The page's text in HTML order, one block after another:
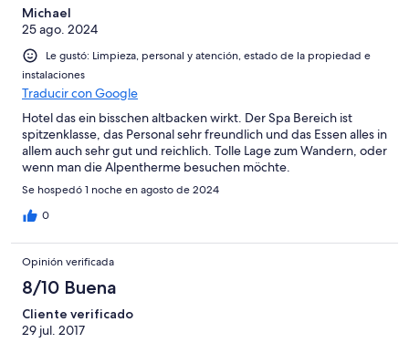
Michael
25 ago. 2024
Le gustó: Limpieza, personal y atención, estado de la propiedad e
instalaciones
Traducir con Google
Hotel das ein bisschen altbacken wirkt. Der Spa Bereich ist
spitzenklasse, das Personal sehr freundlich und das Essen alles in
allem auch sehr gut und reichlich. Tolle Lage zum Wandern, oder
wenn man die Alpentherme besuchen möchte.
Se hospedó 1 noche en agosto de 2024
0
Opinión verificada
8/10 Buena
Cliente verificado
29 jul. 2017